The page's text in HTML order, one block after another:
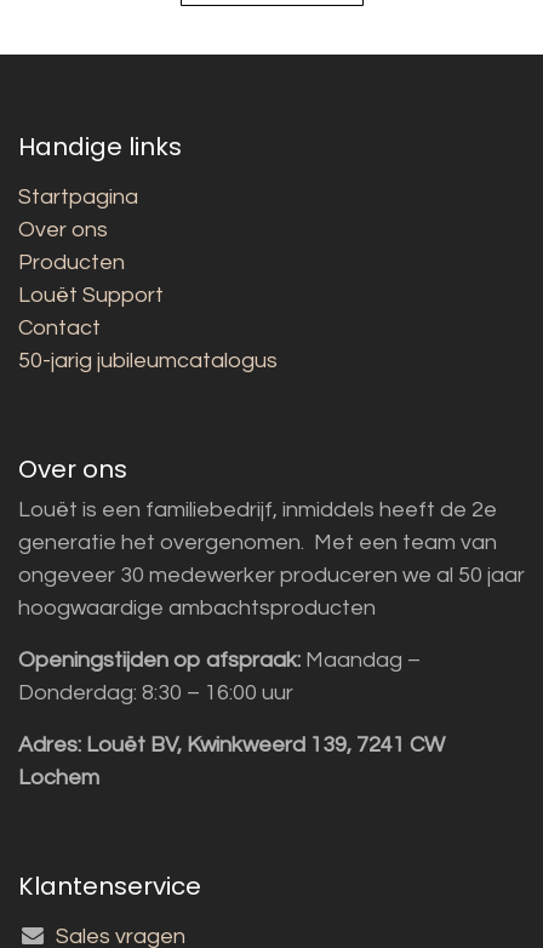
Handige links
Startpagina
Over ons
Producten
Louët Support
Contact
50-jarig jubileumcatalogus
Over ons
Louët is een familiebedrijf, inmiddels heeft de 2e
generatie het overgenomen. Met een team van
ongeveer 30 medewerker produceren we al 50 jaar
hoogwaardige ambachtsproducten
Openingstijden op afspraak: Maandag –
Donderdag: 8:30 – 16:00 uur
Adres: Louët BV, Kwinkweerd 139, 7241 CW
Lochem
Klantenservice
Sales vragen